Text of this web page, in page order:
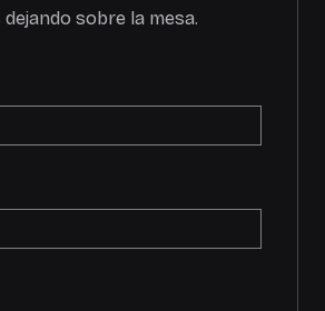
sobre la mesa.